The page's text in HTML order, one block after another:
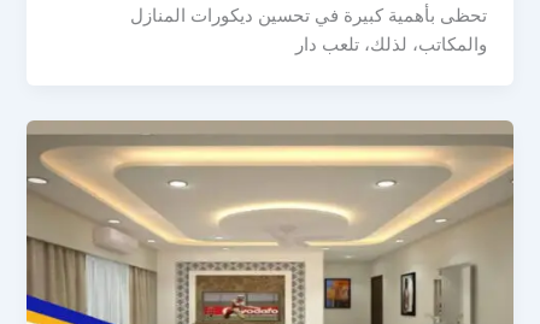
تحظى بأهمية كبيرة في تحسين ديكورات المنازل
والمكاتب، لذلك، تلعب دار